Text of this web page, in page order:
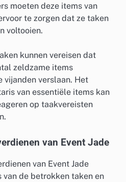
moeten deze items van
te zorgen dat ze taken
voltooien.
kunnen vereisen dat
zeldzame items
vijanden verslaan. Het
van essentiële items kan
op taakvereisten
van Event Jade
van Event Jade
van de betrokken taken en